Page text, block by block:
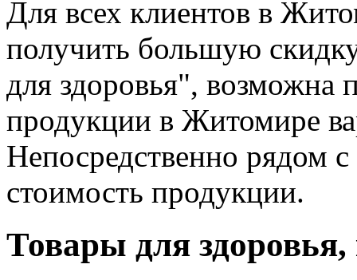
Для всех клиентов в
получить большую
для здоровья", возможна
продукции в Житомире
Непосредственно рядом
стоимость продукции.
Товары для